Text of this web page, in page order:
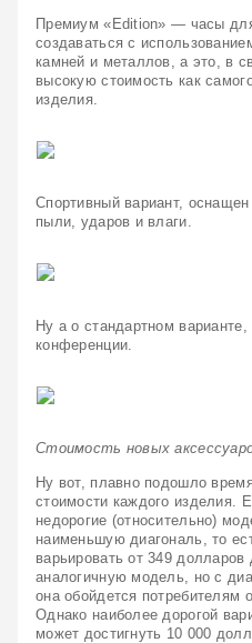
Премиум «Edition» — часы
создаваться с
камней и металлов, а это, в
высокую стоимость как
изделия.
Спортивный вариант,
пыли, ударов и влаги.
Ну а о стандартном
конференции.
Стоимость новых
Ну вот, плавно подошло
стоимости каждого изделия.
недорогие (относительно)
наименьшую диагональ, то
варьировать от 349
аналогичную модель, но с
она обойдется потребителям
Однако наиболее дорогой
может достигнуть 10 000